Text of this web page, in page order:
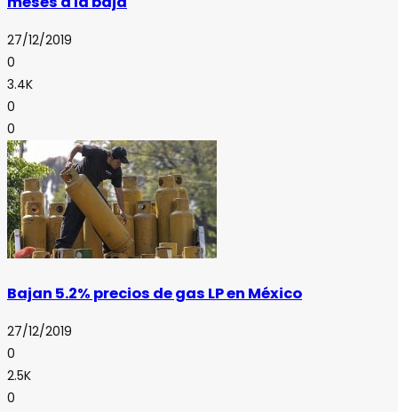
27/12/2019
0
3.4K
0
0
Bajan 5.2% precios de gas LP en México
27/12/2019
0
2.5K
0